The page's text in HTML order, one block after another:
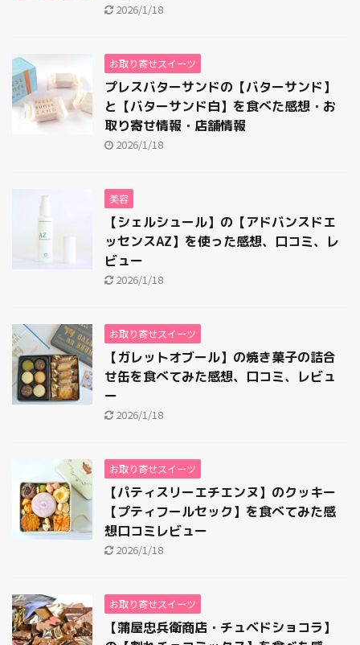
2026/1/18
お取り寄せスイーツ
プレスバターサンドの【バターサンド】
と【バターサンド白】を食べた感想・お
取り寄せ情報・店舗情報
2026/1/18
美容
【シェルシュール】の【アドバンスドエ
ッセンスAZ】を使った感想、口コミ、レ
ビュー
2026/1/18
お取り寄せスイーツ
【ガレットオブール】の焼き菓子の詰合
せ缶を食べてみた感想、口コミ、レビュ
ー
2026/1/18
お取り寄せスイーツ
【パティスリーエチエンヌ】のクッキー
【プティフールセック】を食べてみた感
想口コミレビュー
2026/1/18
お取り寄せスイーツ
【蒲屋忠兵衛商店・チュベドショコラ】